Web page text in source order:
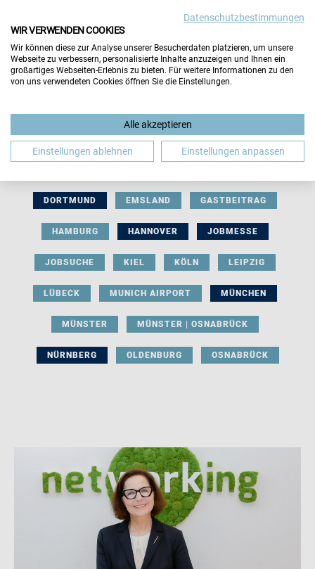
BERUFLICHE ORIENTIERUNG BEWERBUNG
DORTMUND EMSLAND GASTBEITRAG
HAMBURG HANNOVER JOBMESSE
JOBSUCHE KIEL KÖLN LEIPZIG
LÜBECK MUNICH AIRPORT MÜNCHEN
MÜNSTER MÜNSTER | OSNABRÜCK
NÜRNBERG OLDENBURG OSNABRÜCK
Datenschutzbestimmungen
WIR VERWENDEN COOKIES
Wir können diese zur Analyse unserer Besucherdaten platzieren, um unsere
Webseite zu verbessern, personalisierte Inhalte anzuzeigen und Ihnen ein
großartiges Webseiten-Erlebnis zu bieten. Für weitere Informationen zu den
von uns verwendeten Cookies öffnen Sie die Einstellungen.
Alle akzeptieren
Einstellungen ablehnen Einstellungen anpassen